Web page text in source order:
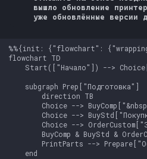
вышло обновление
уже обновлённые версии
%%{init: {"flowchart":
flowchart TD
Start(["Начало"]) -->
    subgraph Prep["Подготовка"]
        direction TB
Choice -->
Choice -->
Choice -->
BuyComp & BuyStd &
PrintParts -->
    end